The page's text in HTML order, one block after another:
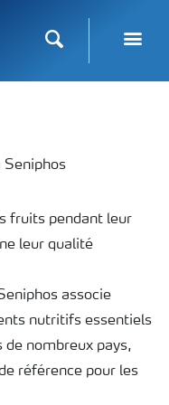
Recherche
fruits pendant leur
leur qualité
associe
nutritifs essentiels
nombreux pays,
référence pour les